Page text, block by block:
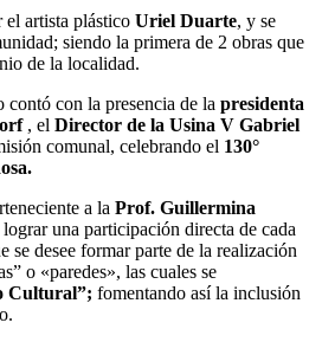
artista plástico Uriel Duarte, y se
siendo la primera de 2 obras que
de la localidad.
con la presencia de la presidenta
, el Director de la Usina V Gabriel
comunal, celebrando el 130°
a la Prof. Guillermina
una participación directa de cada
se desee formar parte de la realización
o «paredes», las cuales se
Cultural”; fomentando así la inclusión